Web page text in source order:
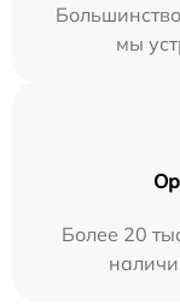
мы
Более 20